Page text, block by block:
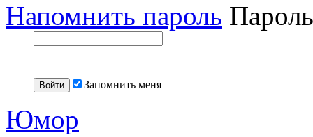
Напомнить пароль
Запомнить меня
Юмор